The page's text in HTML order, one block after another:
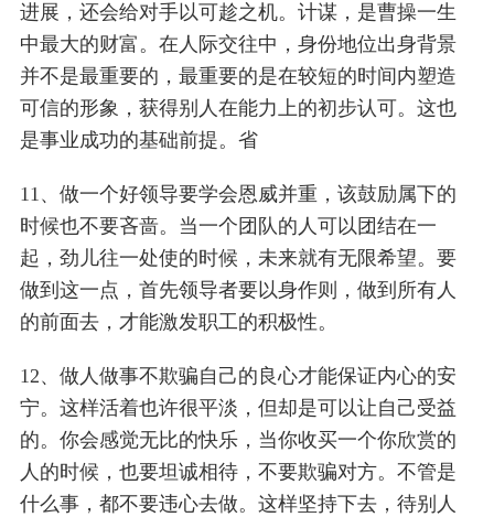
进展，还会给对手以可趁之机。计谋，是曹操一生
中最大的财富。在人际交往中，身份地位出身背景
并不是最重要的，最重要的是在较短的时间内塑造
可信的形象，获得别人在能力上的初步认可。这也
是事业成功的基础前提。省
11、做一个好领导要学会恩威并重，该鼓励属下的
时候也不要吝啬。当一个团队的人可以团结在一
起，劲儿往一处使的时候，未来就有无限希望。要
做到这一点，首先领导者要以身作则，做到所有人
的前面去，才能激发职工的积极性。
12、做人做事不欺骗自己的良心才能保证内心的安
宁。这样活着也许很平淡，但却是可以让自己受益
的。你会感觉无比的快乐，当你收买一个你欣赏的
人的时候，也要坦诚相待，不要欺骗对方。不管是
什么事，都不要违心去做。这样坚持下去，待别人